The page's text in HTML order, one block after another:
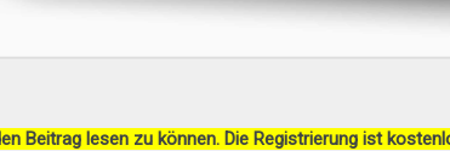
Beitrag lesen zu können. Die Registrierung ist